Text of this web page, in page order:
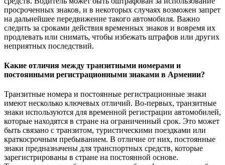
просроченных знаков, и в некоторых случаях возможен запрет
на дальнейшее передвижение такого автомобиля. Важно
следить за сроками действия временных знаков и вовремя их
продлевать или снимать, чтобы избежать штрафов или других
неприятных последствий.
Какие отличия между транзитными номерами и
постоянными регистрационными знаками в Армении?
Транзитные номера и постоянные регистрационные знаки
имеют несколько ключевых отличий. Во-первых, транзитные
знаки используются для временной регистрации автомобилей,
которые находятся в стране на ограниченный срок. Это может
быть связано с транзитом, туристическими поездками или
краткосрочным пребыванием. В отличие от них, постоянные
знаки предназначены для транспортных средств, которые
зарегистрированы в стране на постоянной основе.